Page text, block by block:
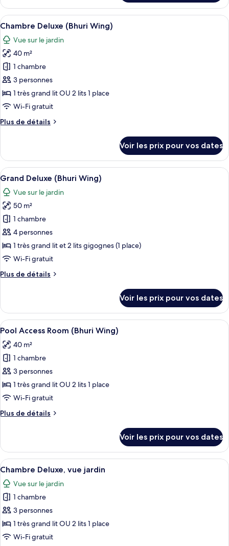
(Thani
Wing)
le
type
de
Junior
Suite
Oceanfront
(Thani
Wing)
Afficher
toutes
les
photos
pour
ce
type
de
chambre :
Chambre
Wing)
Une chambre d’hôtel avec un
8
Chambre Deluxe (Bhuri Wing)
Vue sur le jardin
40 m²
1 chambre
3 personnes
1 très grand lit OU 2 lits 1 place
Wi-Fi gratuit
Plus de détails
Plus
le
type
de
Chambre
Deluxe
(Bhuri
Wing)
Voir les prix pour vos dates
Afficher
toutes
les
photos
pour
ce
type
de
chambre :
Grand
Wing)
Une chambre d’hôtel avec un
6
Grand Deluxe (Bhuri Wing)
Vue sur le jardin
50 m²
1 chambre
4 personnes
1 très grand lit et 2 lits gigognes (1 place)
Wi-Fi gratuit
Plus de détails
Plus
le
type
de
Grand
Deluxe
Wing)
Voir les prix pour vos dates
Afficher
toutes
les
photos
pour
ce
type
chambre :
Room
(Bhuri
Wing)
Un espace moderne aménagé au
8
Pool Access Room (Bhuri Wing)
40 m²
1 chambre
3 personnes
1 très grand lit OU 2 lits 1 place
Wi-Fi gratuit
Plus de détails
Plus
le
type
de
Pool
Access
(Bhuri
Wing)
Voir les prix pour vos dates
Afficher
toutes
les
photos
pour
ce
type
Une chambre d’hôtel moderne dotée
6
Chambre Deluxe, vue jardin
Vue sur le jardin
1 chambre
3 personnes
1 très grand lit OU 2 lits 1 place
Wi-Fi gratuit